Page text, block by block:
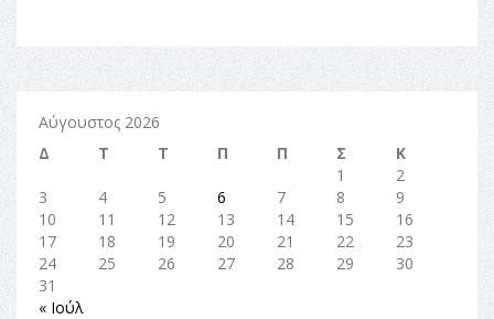
Αύγουστος 2026
Δ
Τ Τ Π Π Σ
Κ
1
2
3
4 5 6 7 8
9
10
11 12 13 14 15
16
17
18 19 20 21 22
23
24
25 26 27 28 29
30
31
« Ιούλ